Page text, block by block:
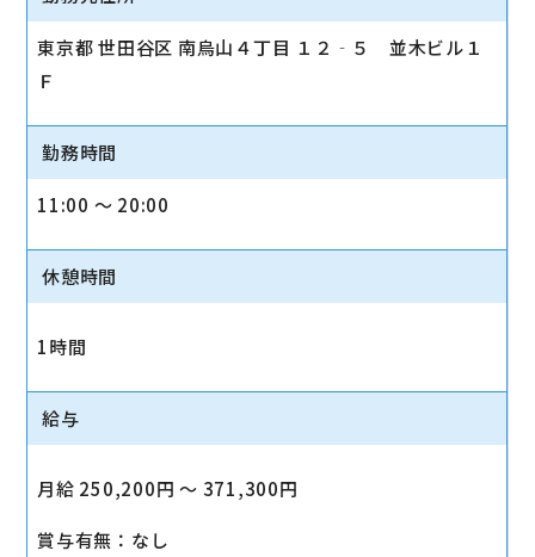
東京都 世田谷区 南烏山４丁目 １２‐５ 並木ビル１
Ｆ
勤務時間
11:00 〜 20:00
休憩時間
1時間
給与
月給 250,200円 〜 371,300円
賞与有無：なし